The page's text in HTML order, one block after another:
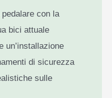
con la
bici attuale
un’installazione
di sicurezza
sulle